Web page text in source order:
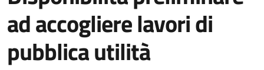
ad accogliere lavori di
pubblica utilità